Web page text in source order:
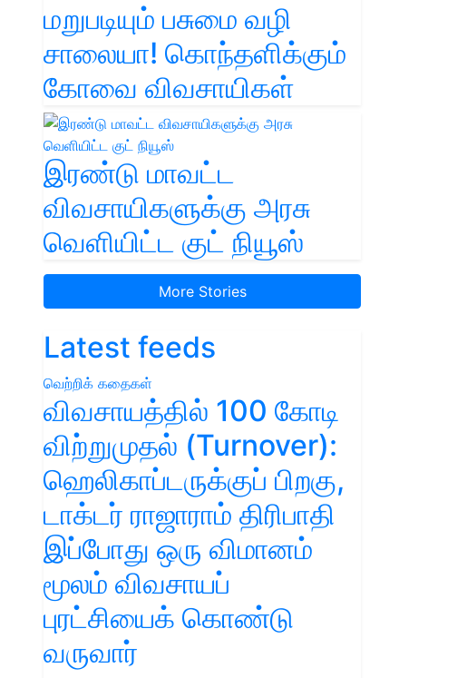
மறுபடியும் பசுமை வழி
சாலையா! கொந்தளிக்கும்
கோவை விவசாயிகள்
இரண்டு மாவட்ட
விவசாயிகளுக்கு அரசு
வெளியிட்ட குட் நியூஸ்
More Stories
Latest feeds
வெற்றிக் கதைகள்
விவசாயத்தில் 100 கோடி
விற்றுமுதல் (Turnover):
ஹெலிகாப்டருக்குப் பிறகு,
டாக்டர் ராஜாராம் திரிபாதி
இப்போது ஒரு விமானம்
மூலம் விவசாயப்
புரட்சியைக் கொண்டு
வருவார்